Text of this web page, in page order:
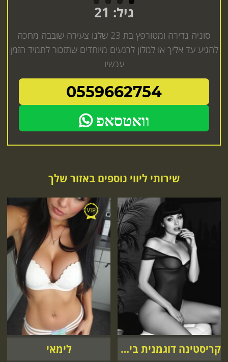
גיל: 21
סוניה נדירה ומטורפץ בת 23 שלנו צעירה שובבה מחכה
להגיע עד אליך או למלון לרגעים מיוחדים שתזכור לתמיד הזמן
עכשיו
0559662754
וואטסאפ
שירותי ליווי נוספים באזור שלך
קריסטינה דוגמנית בינלאומית לימאי